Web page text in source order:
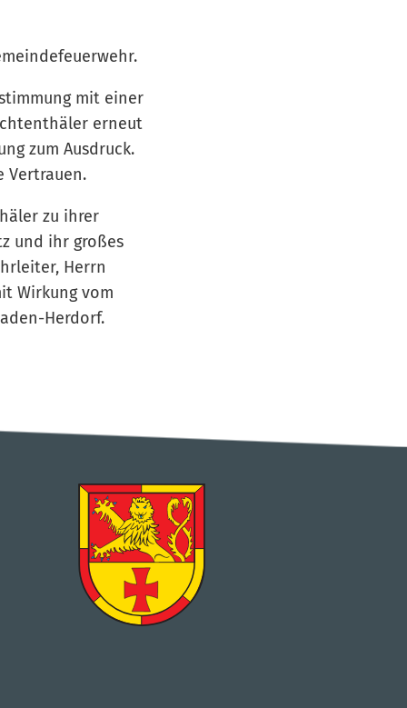
mit einer
erneut
zum Ausdruck.
Vertrauen.
zu ihrer
und ihr großes
Herrn
Wirkung vom
Herdorf.